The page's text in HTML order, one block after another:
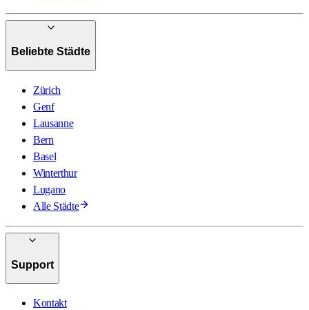
Beliebte Städte
Zürich
Genf
Lausanne
Bern
Basel
Winterthur
Lugano
Alle Städte
Support
Kontakt